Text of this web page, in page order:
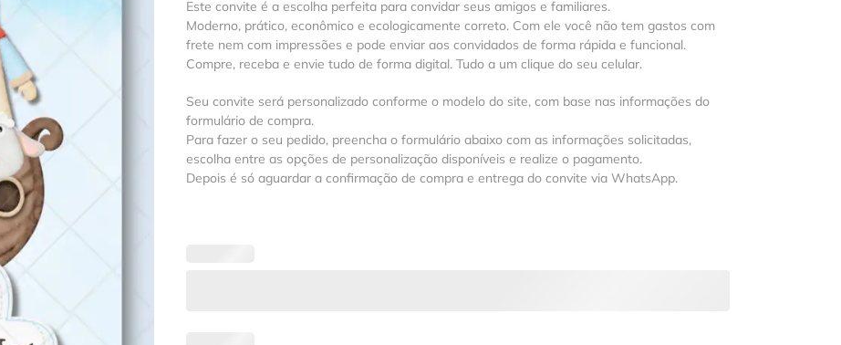
Este convite é a escolha perfeita para convidar seus amigos e familiares.
Moderno, prático, econômico e ecologicamente correto. Com ele você não tem gastos com
frete nem com impressões e pode enviar aos convidados de forma rápida e funcional.
Compre, receba e envie tudo de forma digital. Tudo a um clique do seu celular.
Seu convite será personalizado conforme o modelo do site, com base nas informações do
formulário de compra.
Para fazer o seu pedido, preencha o formulário abaixo com as informações solicitadas,
escolha entre as opções de personalização disponíveis e realize o pagamento.
Depois é só aguardar a confirmação de compra e entrega do convite via WhatsApp.